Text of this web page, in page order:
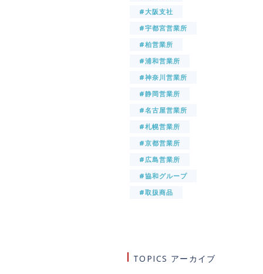
#大阪支社
#宇都宮営業所
#柏営業所
#浦和営業所
#神奈川営業所
#静岡営業所
#名古屋営業所
#札幌営業所
#京都営業所
#広島営業所
#協和グループ
#取扱商品
TOPICS アーカイブ